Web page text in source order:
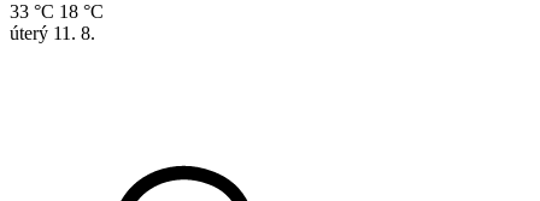
33 °C 18 °C
úterý 11. 8.